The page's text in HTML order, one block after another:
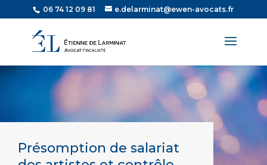
06 74 12 09 81 e.delarminat@ewen-avocats.fr
Présomption de salariat